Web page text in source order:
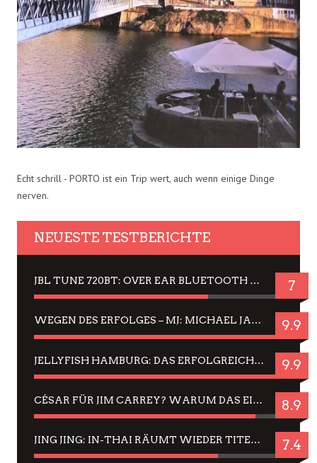
Echt schrill - PORTO ist ein Trip wert, auch wenn einige Dinge
nerven.
NEUESTE TESTBERICHTE
JBL TUNE 720BT: OVER EAR BLUETOOTH KOPFHÖRER UM DIE 50,-€ IM DAUER-TEST 7
WEGEN DES ERFOLGES – MJ: MICHAEL JACKSON MUSICAL IN EINER MATINEE SEHEN 9.9
JELLYFISH HAMBURG: DAS ERFOLGREICHE SOMMER-MENÜ 2025 IN GEFÜHLEN UND BILDERN 9.9
CÉSAR FÜR JIM CARREY? WARUM DAS EINER DER NERVIGSTEN ACTORS IST UND BLEIBT 8.9
JING JING: IN-THAI RÄUMT WIEDER TITEL AB – EIN ZWEI-STUNDEN-ERLEBNISBERICHT 7.4